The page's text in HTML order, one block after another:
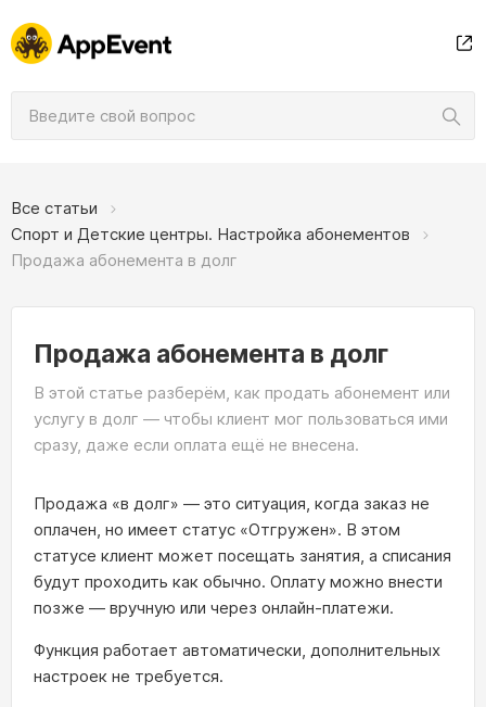
Все статьи
Спорт и Детские центры. Настройка абонементов
Продажа абонемента в долг
Продажа абонемента в долг
В этой статье разберём, как продать абонемент или
услугу в долг — чтобы клиент мог пользоваться ими
сразу, даже если оплата ещё не внесена.
Продажа «в долг» — это ситуация, когда заказ не
оплачен, но имеет статус «Отгружен». В этом
статусе клиент может посещать занятия, а списания
будут проходить как обычно. Оплату можно внести
позже — вручную или через онлайн‑платежи.
Функция работает автоматически, дополнительных
настроек не требуется.